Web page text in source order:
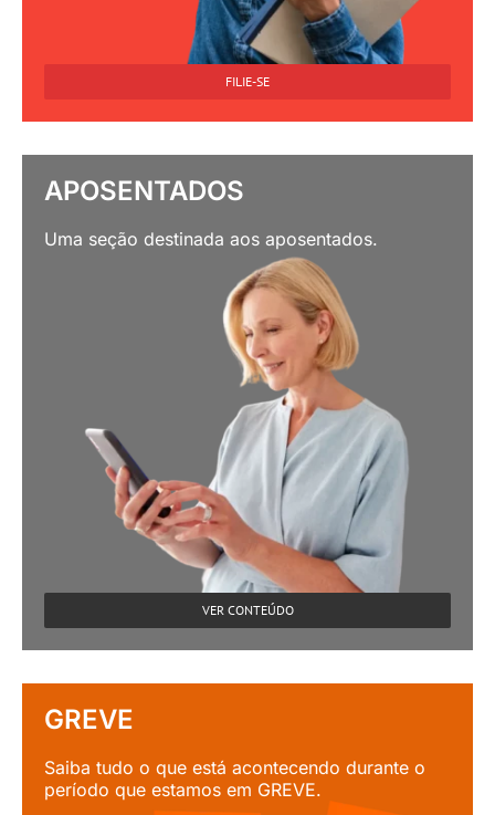
FILIE-SE
APOSENTADOS
Uma seção destinada aos aposentados.
VER CONTEÚDO
GREVE
Saiba tudo o que está acontecendo durante o
período que estamos em GREVE.